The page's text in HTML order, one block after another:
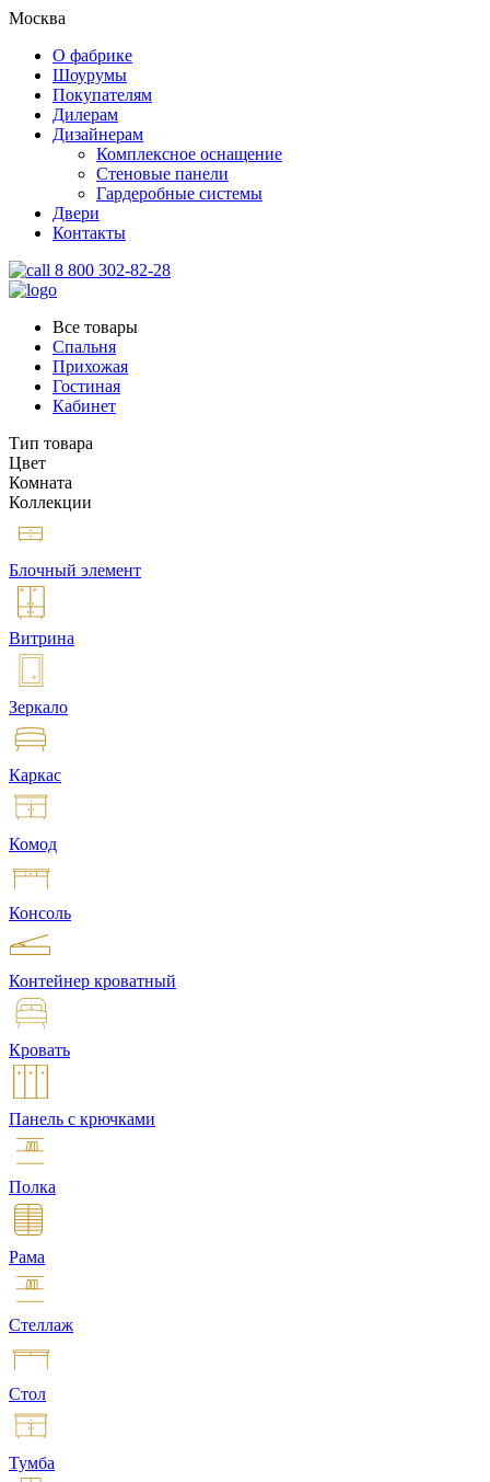
Москва
О фабрике
Шоурумы
Покупателям
Дилерам
Дизайнерам
Комплексное оснащение
Стеновые панели
Гардеробные системы
Двери
Контакты
8 800 302-82-28
Все товары
Спальня
Прихожая
Гостиная
Кабинет
Тип товара
Цвет
Комната
Коллекции
Блочный элемент
Витрина
Зеркало
Каркас
Комод
Консоль
Контейнер кроватный
Кровать
Панель с крючками
Полка
Рама
Стеллаж
Стол
Тумба